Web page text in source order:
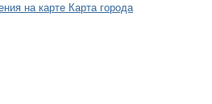
Карта города